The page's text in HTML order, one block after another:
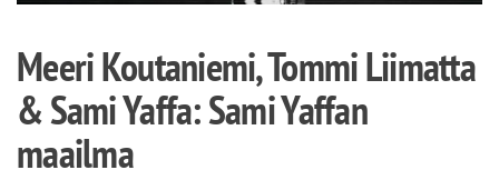
Meeri Koutaniemi, Tommi Liimatta
& Sami Yaffa: Sami Yaffan
maailma